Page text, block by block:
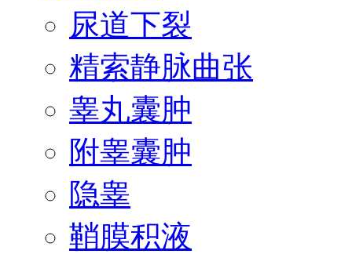
尿道下裂
精索静脉曲张
睾丸囊肿
附睾囊肿
隐睾
鞘膜积液